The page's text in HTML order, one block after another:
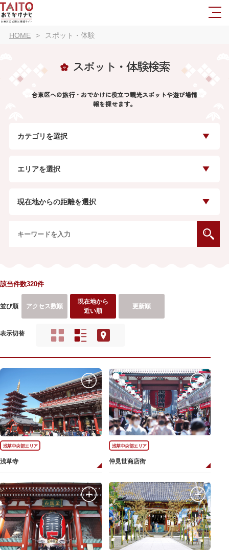
HOME スポット・体験
スポット・体験検索
台東区への旅行・おでかけに役立つ観光スポットや遊び場情
報を探せます。
カテゴリを選択
エリアを選択
現在地からの距離を選択
該当件数320件
並び順 アクセス数順
現在地から
近い順
更新順
表示切替
浅草中央部エリア
浅草寺
浅草中央部エリア
仲見世商店街